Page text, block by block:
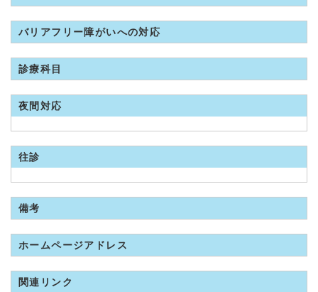
バリアフリー障がいへの対応
診療科目
夜間対応
往診
備考
ホームページアドレス
関連リンク